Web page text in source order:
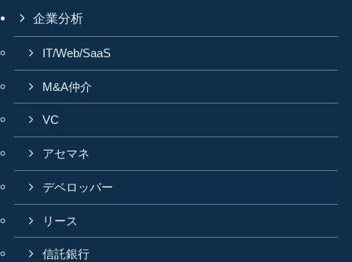
企業分析
IT/Web/SaaS
M&A仲介
VC
アセマネ
デベロッパー
リース
信託銀行